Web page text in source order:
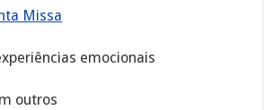
Missa
emocionais
outros